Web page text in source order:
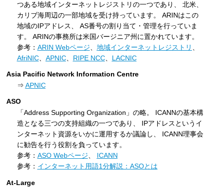
つある地域インターネットレジストリの一つであり、 北米、
カリブ海周辺の一部地域を受け持っています。 ARINはこの
地域のIPアドレス、 AS番号の割り当て・管理を行っていま
す。 ARINの事務所は米国バージニア州に置かれています。
参考： ARIN Webページ 地域インターネットレジストリ
AfriNIC、 APNIC、 RIPE NCC、 LACNIC
Asia Pacific Network Information Centre
⇒ APNIC
ASO
「Address Supporting Organization」の略。 ICANNの基本構
造となる三つの支持組織の一つであり、 IPアドレスというイ
ンターネット資源をいかに運用するか議論し、 ICANN理事会
に勧告を行う役割を負っています。
参考： ASO Webページ、 ICANN
参考： インターネット用語1分解説：ASOとは
At-Large